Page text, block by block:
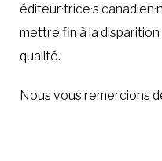
éditeur·trice·s
mettre fin à la
qualité.
Nous vous remercions